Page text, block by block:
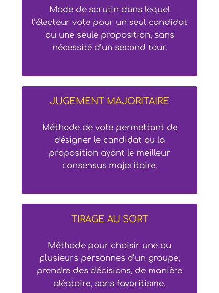
Mode de scrutin dans lequel
l’électeur vote pour un seul candidat
ou une seule proposition, sans
nécessité d’un second tour.
JUGEMENT MAJORITAIRE
Méthode de vote permettant de
désigner le candidat ou la
proposition ayant le meilleur
consensus majoritaire.
TIRAGE AU SORT
Méthode pour choisir une ou
plusieurs personnes d’un groupe,
prendre des décisions, de manière
aléatoire, sans favoritisme.